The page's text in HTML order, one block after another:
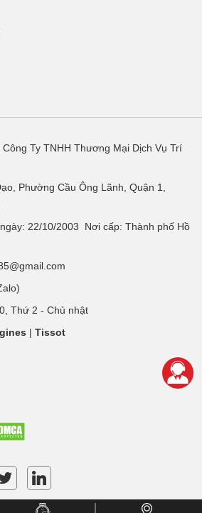
Ty TNHH Thương Mại Dịch Vụ Trí
Phường Cầu Ông Lãnh, Quận 1,
22/10/2003 Nơi cấp: Thành phố Hồ
Thứ 2 - Chủ nhật
| Tissot